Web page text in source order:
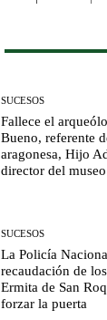
SUCESOS
Fallece el
Bueno, referente
aragonesa, Hijo
director del
SUCESOS
La Policía
recaudación de
Ermita de San
forzar la puerta